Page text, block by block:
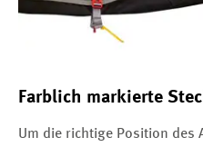
Farblich markierte
Um die richtige Position des